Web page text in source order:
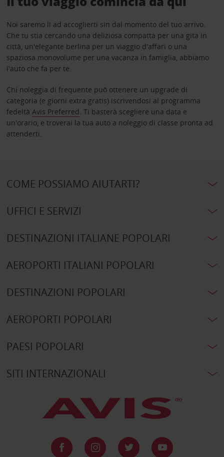
Noi saremo lì ad accoglierti sin dal momento del tuo arrivo.
Che tu stia cercando una deliziosa compatta per una gita in
città, un'elegante berlina per un viaggio d'affari o una
spaziosa monovolume per una vacanza in famiglia, abbiamo
l'auto che fa per te.
Chi noleggia di frequente può ottenere un upgrade di
categoria (e giorni extra gratis) iscrivendosi al programma
fedeltà Avis Preferred. Ti basterà scegliere una data e
un'orario, e troverai la tua auto a noleggio di classe pronta ad
attenderti.
COME POSSIAMO AIUTARTI?
UFFICI E SERVIZI
DESTINAZIONI ITALIANE POPOLARI
AEROPORTI ITALIANI POPOLARI
DESTINAZIONI POPOLARI
AEROPORTI POPOLARI
PAESI POPOLARI
SITI INTERNAZIONALI